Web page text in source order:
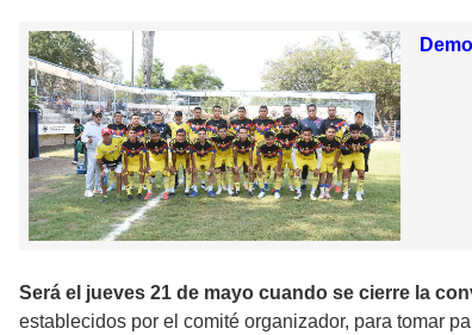
Será el jueves 21 de mayo cuando se cierre la
establecidos por el comité organizador, para tomar